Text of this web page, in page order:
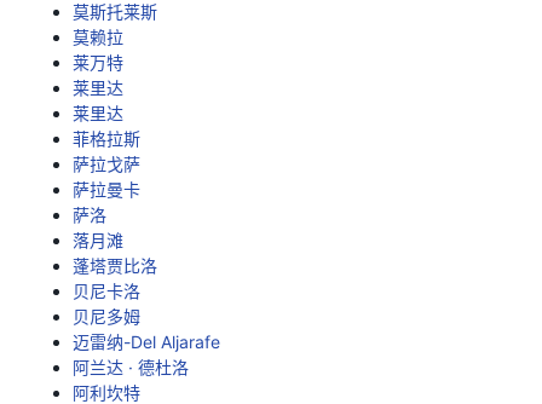
莫斯托莱斯
莫赖拉
莱万特
莱里达
莱里达
菲格拉斯
萨拉戈萨
萨拉曼卡
萨洛
落月滩
蓬塔贾比洛
贝尼卡洛
贝尼多姆
迈雷纳-Del Aljarafe
阿兰达 · 德杜洛
阿利坎特